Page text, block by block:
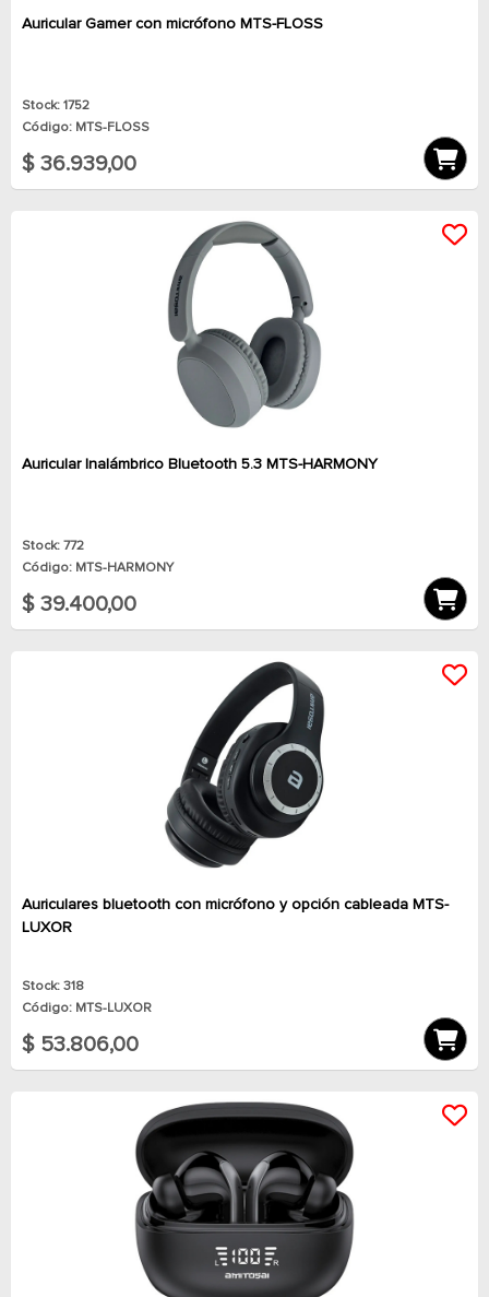
Auricular Gamer con micrófono MTS-FLOSS
Stock: 1752
Código: MTS-FLOSS
$ 36.939,00
Auricular Inalámbrico Bluetooth 5.3 MTS-HARMONY
Stock: 772
Código: MTS-HARMONY
$ 39.400,00
Auriculares bluetooth con micrófono y opción cableada MTS-
LUXOR
Stock: 318
Código: MTS-LUXOR
$ 53.806,00